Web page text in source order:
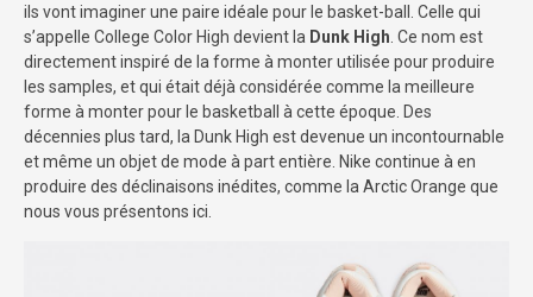
ils vont imaginer une paire idéale pour le basket-ball. Celle qui
s’appelle College Color High devient la Dunk High . Ce nom est
directement inspiré de la forme à monter utilisée pour produire
les samples, et qui était déjà considérée comme la meilleure
forme à monter pour le basketball à cette époque. Des
décennies plus tard, la Dunk High est devenue un incontournable
et même un objet de mode à part entière. Nike continue à en
produire des déclinaisons inédites, comme la Arctic Orange que
nous vous présentons ici.